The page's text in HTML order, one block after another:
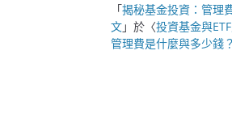
「揭秘基金投資：管理
文」於〈投資基金與
管理費是什麼與多少錢？